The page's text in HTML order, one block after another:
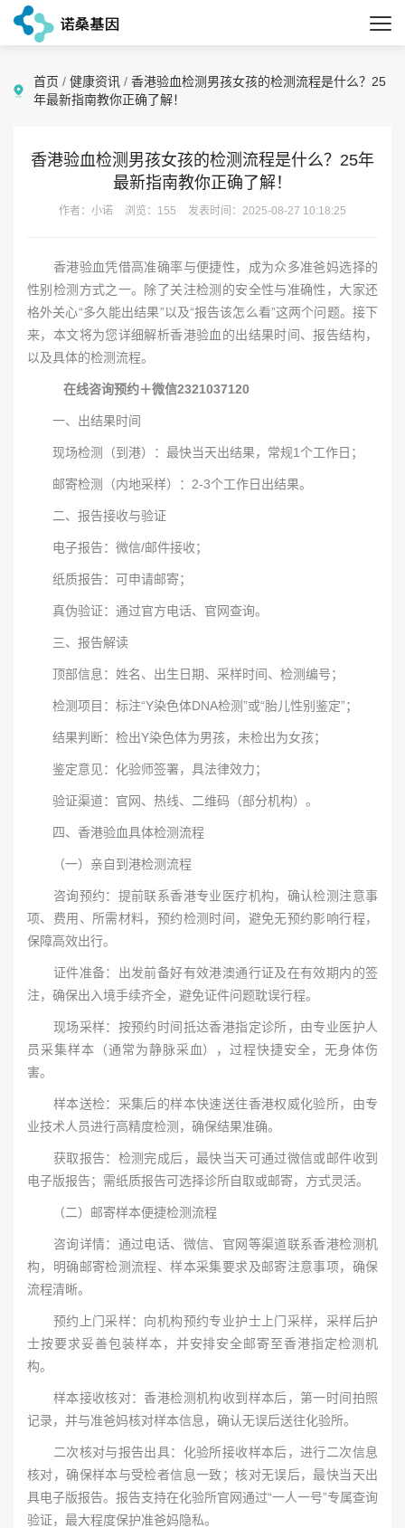
首页 / 健康资讯 / 香港验血检测男孩女孩的检测流程是什么？25
年最新指南教你正确了解！
香港验血检测男孩女孩的检测流程是什么？25年
最新指南教你正确了解！
作者：小诺 浏览：155 发表时间：2025-08-27 10:18:25
香港验血凭借高准确率与便捷性，成为众多准爸妈选择的
性别检测方式之一。除了关注检测的安全性与准确性，大家还
格外关心“多久能出结果”以及“报告该怎么看”这两个问题。接下
来，本文将为您详细解析香港验血的出结果时间、报告结构，
以及具体的检测流程。
在线咨询预约＋微信2321037120
一、出结果时间
现场检测（到港）：最快当天出结果，常规1个工作日；
邮寄检测（内地采样）：2-3个工作日出结果。
二、报告接收与验证
电子报告：微信/邮件接收；
纸质报告：可申请邮寄；
真伪验证：通过官方电话、官网查询。
三、报告解读
顶部信息：姓名、出生日期、采样时间、检测编号；
检测项目：标注“Y染色体DNA检测”或“胎儿性别鉴定”；
结果判断：检出Y染色体为男孩，未检出为女孩；
鉴定意见：化验师签署，具法律效力；
验证渠道：官网、热线、二维码（部分机构）。
四、香港验血具体检测流程
（一）亲自到港检测流程
咨询预约：提前联系香港专业医疗机构，确认检测注意事
项、费用、所需材料，预约检测时间，避免无预约影响行程，
保障高效出行。
证件准备：出发前备好有效港澳通行证及在有效期内的签
注，确保出入境手续齐全，避免证件问题耽误行程。
现场采样：按预约时间抵达香港指定诊所，由专业医护人
员采集样本（通常为静脉采血），过程快捷安全，无身体伤
害。
样本送检：采集后的样本快速送往香港权威化验所，由专
业技术人员进行高精度检测，确保结果准确。
获取报告：检测完成后，最快当天可通过微信或邮件收到
电子版报告；需纸质报告可选择诊所自取或邮寄，方式灵活。
（二）邮寄样本便捷检测流程
咨询详情：通过电话、微信、官网等渠道联系香港检测机
构，明确邮寄检测流程、样本采集要求及邮寄注意事项，确保
流程清晰。
预约上门采样：向机构预约专业护士上门采样，采样后护
士按要求妥善包装样本，并安排安全邮寄至香港指定检测机
构。
样本接收核对：香港检测机构收到样本后，第一时间拍照
记录，并与准爸妈核对样本信息，确认无误后送往化验所。
二次核对与报告出具：化验所接收样本后，进行二次信息
核对，确保样本与受检者信息一致；核对无误后，最快当天出
具电子版报告。报告支持在化验所官网通过“一人一号”专属查询
验证，最大程度保护准爸妈隐私。